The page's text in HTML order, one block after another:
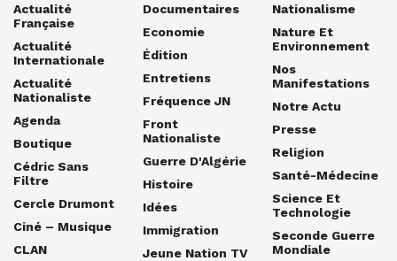
Actualité
Française
Actualité
Internationale
Actualité
Nationaliste
Agenda
Boutique
Cédric Sans
Filtre
Cercle Drumont
Ciné – Musique
CLAN
Documentaires
Economie
Édition
Entretiens
Fréquence JN
Front
Nationaliste
Guerre D'Algérie
Histoire
Idées
Immigration
Jeune Nation TV
Nationalisme
Nature Et
Environnement
Nos
Manifestations
Notre Actu
Presse
Religion
Santé-Médecine
Science Et
Technologie
Seconde Guerre
Mondiale